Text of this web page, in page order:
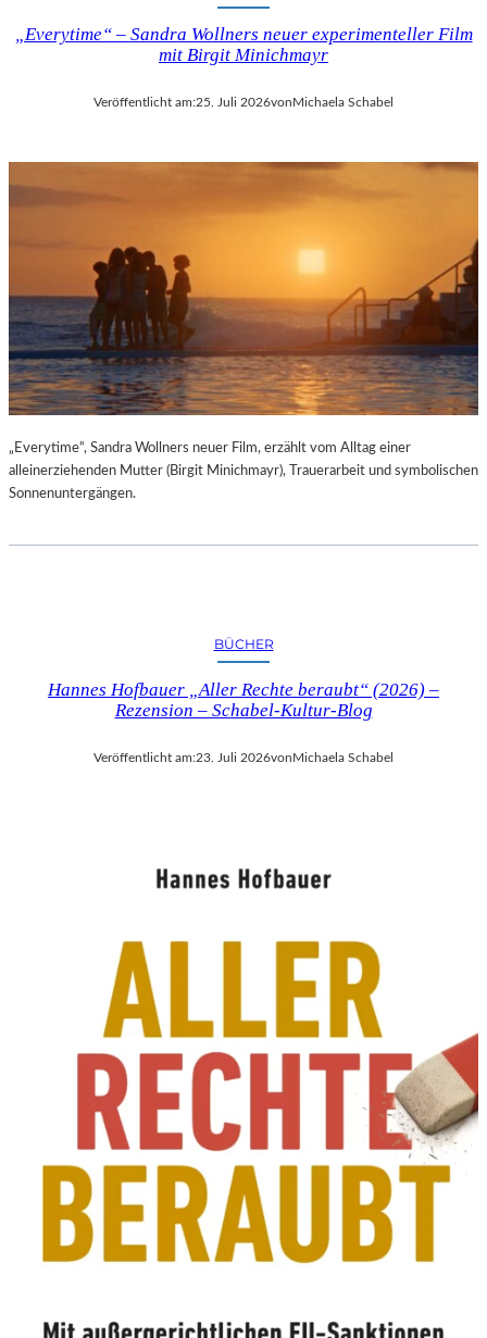
„Everytime“ – Sandra Wollners neuer experimenteller Film
mit Birgit Minichmayr
Veröffentlicht am:25. Juli 2026von Michaela Schabel
„Everytime“, Sandra Wollners neuer Film, erzählt vom Alltag einer
alleinerziehenden Mutter (Birgit Minichmayr), Trauerarbeit und symbolischen
Sonnenuntergängen.
BÜCHER
Hannes Hofbauer „Aller Rechte beraubt“ (2026) –
Rezension – Schabel-Kultur-Blog
Veröffentlicht am:23. Juli 2026vonMichaela Schabel